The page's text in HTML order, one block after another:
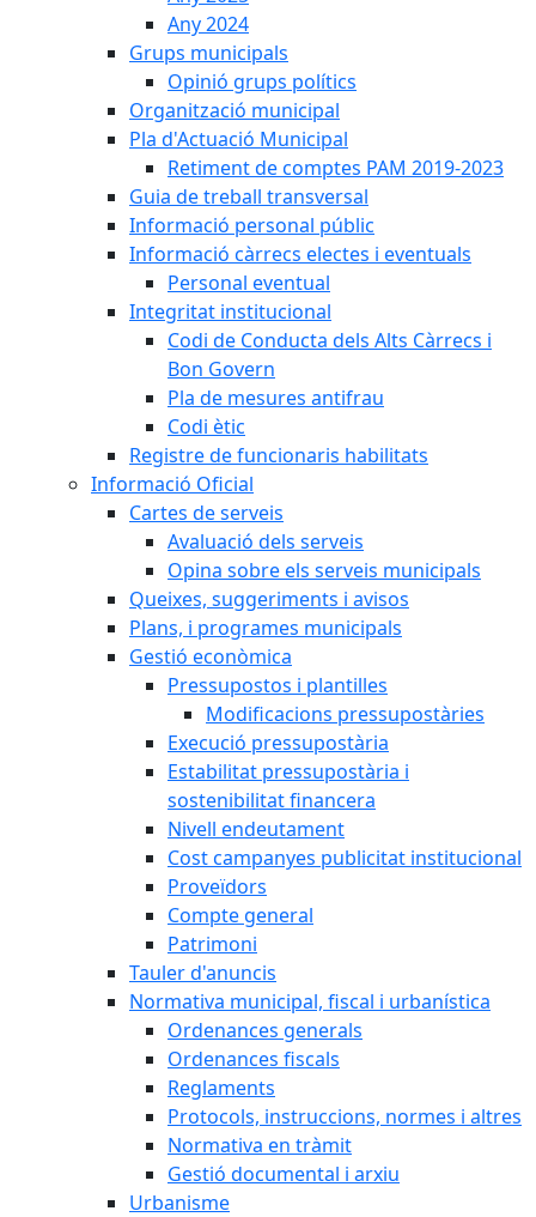
Any 2024
Grups municipals
Opinió grups polítics
Organització municipal
Pla d'Actuació Municipal
Retiment de comptes PAM 2019-2023
Guia de treball transversal
Informació personal públic
Informació càrrecs electes i eventuals
Personal eventual
Integritat institucional
Codi de Conducta dels Alts Càrrecs i
Bon Govern
Pla de mesures antifrau
Codi ètic
Registre de funcionaris habilitats
Informació Oficial
Cartes de serveis
Avaluació dels serveis
Opina sobre els serveis municipals
Queixes, suggeriments i avisos
Plans, i programes municipals
Gestió econòmica
Pressupostos i plantilles
Modificacions pressupostàries
Execució pressupostària
Estabilitat pressupostària i
sostenibilitat financera
Nivell endeutament
Cost campanyes publicitat institucional
Proveïdors
Compte general
Patrimoni
Tauler d'anuncis
Normativa municipal, fiscal i urbanística
Ordenances generals
Ordenances fiscals
Reglaments
Protocols, instruccions, normes i altres
Normativa en tràmit
Gestió documental i arxiu
Urbanisme